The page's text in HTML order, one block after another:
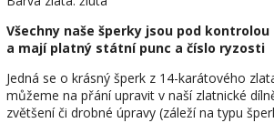
Všechny naše šperky jsou pod
a mají platný státní punc a číslo ryzosti
Jedná se o krásný šperk z 14-karátového
můžeme na přání upravit v naší zlatnické
zvětšení či drobné úpravy (záleží na typu